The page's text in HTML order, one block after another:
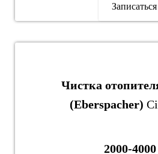
Записаться
Чистка
(Eberspacher)
2000-